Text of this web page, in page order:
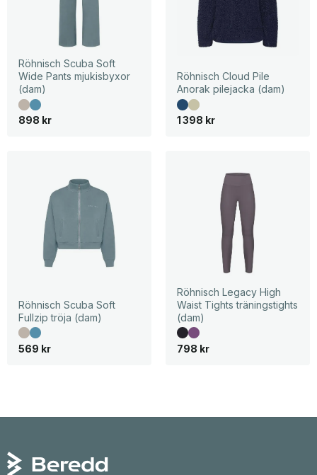
Röhnisch Scuba Soft
Wide Pants mjukisbyxor
(dam)
898 kr
Röhnisch Cloud Pile
Anorak pilejacka (dam)
1 398 kr
Röhnisch Scuba Soft
Fullzip tröja (dam)
569 kr
Röhnisch Legacy High
Waist Tights träningstights
(dam)
798 kr